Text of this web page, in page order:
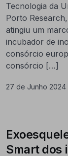
Tecnologia da
Porto
atingiu um
incubador de
consórcio
consórcio […]
27 de Junho 2024
Smart dos